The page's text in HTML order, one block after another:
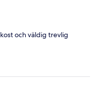
och väldig trevlig